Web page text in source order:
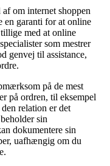
om internet shoppen
en garanti for at online
med at online
som mestrer
genvej til assistance,
på de mest
på ordren, til eksempel
relation er det
sin
dokumentere sin
uafhængig om du